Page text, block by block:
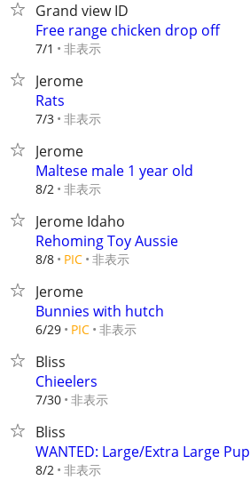
Grand view ID
Free range chicken drop off
7/1 非表示
Jerome
Rats
7/3 非表示
Jerome
Maltese male 1 year old
8/2 非表示
Jerome Idaho
Rehoming Toy Aussie
8/8 PIC 非表示
Jerome
Bunnies with hutch
6/29 PIC 非表示
Bliss
Chieelers
7/30 非表示
Bliss
WANTED: Large/Extra Large Pup
8/2 非表示